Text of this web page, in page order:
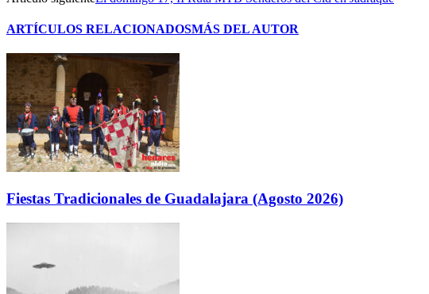
ARTÍCULOS RELACIONADOSMÁS DEL AUTOR
Fiestas Tradicionales de Guadalajara (Agosto 2026)